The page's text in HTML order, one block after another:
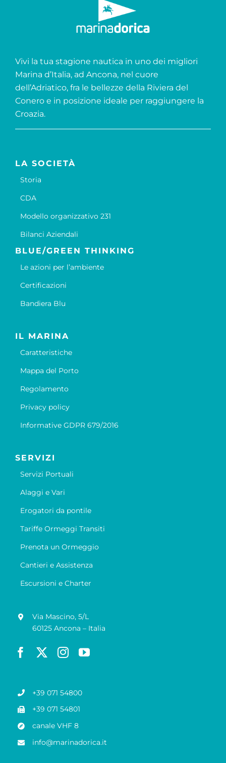
Vivi la tua stagione nautica in uno dei migliori
Marina d’Italia, ad Ancona, nel cuore
dell’Adriatico, fra le bellezze della Riviera del
Conero e in posizione ideale per raggiungere la
Croazia.
LA SOCIETÀ
Storia
CDA
Modello organizzativo 231
Bilanci Aziendali
BLUE/GREEN THINKING
Le azioni per l’ambiente
Certificazioni
Bandiera Blu
IL MARINA
Caratteristiche
Mappa del Porto
Regolamento
Privacy policy
Informative GDPR 679/2016
SERVIZI
Servizi Portuali
Alaggi e Vari
Erogatori da pontile
Tariffe Ormeggi Transiti
Prenota un Ormeggio
Cantieri e Assistenza
Escursioni e Charter
Via Mascino, 5/L
60125 Ancona – Italia
+39 071 54800
+39 071 54801
canale VHF 8
info@marinadorica.it